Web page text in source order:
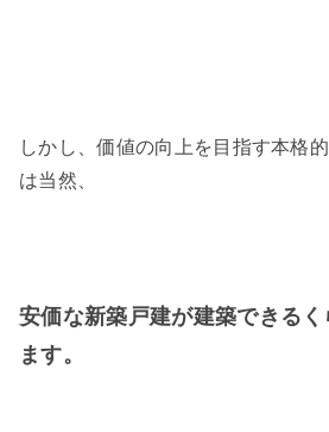
しかし、価値の向上を目指す本格
は当然、
安価な新築戸建が建築できる
ます。